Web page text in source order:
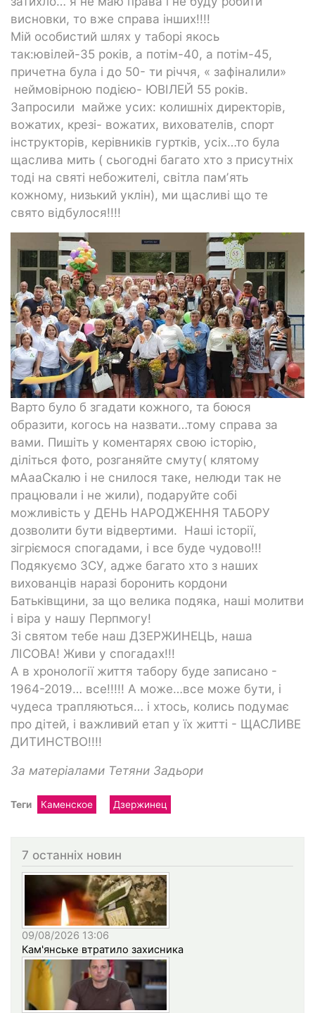
висновки, то вже справа інших!!!!
Мій особистий шлях у таборі якось
так:ювілей-35 років, а потім-40, а потім-45,
причетна була і до 50- ти річчя, « зафіналили»
неймовірною подією- ЮВІЛЕЙ 55 років.
Запросили майже усих: колишніх директорів,
вожатих, крезі- вожатих, вихователів, спорт
інструкторів, керівників гуртків, усіх…то була
щаслива мить ( сьогодні багато хто з присутніх
тоді на святі небожителі, світла памʼять
кожному, низький уклін), ми щасливі що те
свято відбулося!!!!
Варто було б згадати кожного, та боюся
образити, когось на назвати…тому справа за
вами. Пишіть у коментарях свою історію,
діліться фото, розганяйте смуту( клятому
мАааСкалю і не снилося таке, нелюди так не
працювали і не жили), подаруйте собі
можливість у ДЕНЬ НАРОДЖЕННЯ ТАБОРУ
дозволити бути відвертими. Наші історії,
зігріємося спогадами, і все буде чудово!!!
Подякуємо ЗСУ, адже багато хто з наших
вихованців наразі боронить кордони
Батьківщини, за що велика подяка, наші молитви
і віра у нашу Перпмогу!
Зі святом тебе наш ДЗЕРЖИНЕЦЬ, наша
ЛІСОВА! Живи у спогадах!!!
А в хронології життя табору буде записано -
1964-2019… все!!!!! А може…все може бути, і
чудеса трапляються… і хтось, колись подумає
про дітей, і важливий етап у їх житті - ЩАСЛИВЕ
ДИТИНСТВО!!!!
За матеріалами Тетяни Задьори
Теги Каменское Дзержинец
7 останніх новин
09/08/2026 13:06
Кам'янське втратило захисника